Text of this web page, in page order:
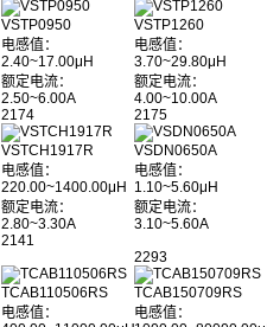
VSTP0950
电感值：
2.40~17.00μH
额定电流：
2.50~6.00A
2174
VSTP1260
电感值：
3.70~29.80μH
额定电流：
4.00~10.00A
2175
VSTCH1917R
电感值：
220.00~1400.00μH
额定电流：
2.80~3.30A
2141
VSDN0650A
电感值：
1.10~5.60μH
额定电流：
3.10~5.60A
2293
TCAB110506RS
电感值：
TCAB150709RS
电感值：